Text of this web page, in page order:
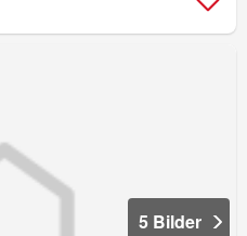
5 Bilder